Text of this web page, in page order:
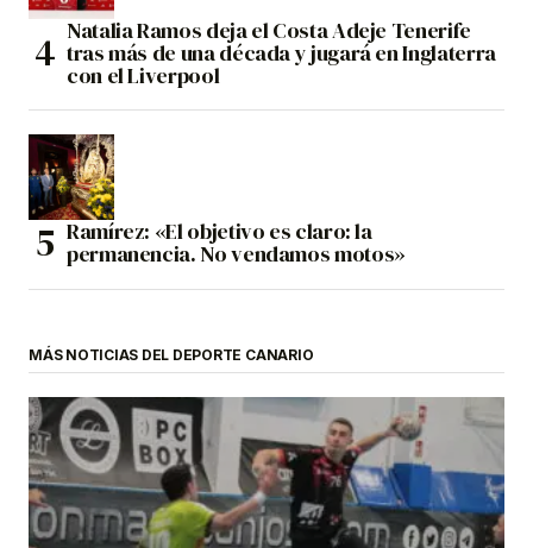
Natalia Ramos deja el Costa Adeje Tenerife
tras más de una década y jugará en Inglaterra
con el Liverpool
Ramírez: «El objetivo es claro: la
permanencia. No vendamos motos»
MÁS NOTICIAS DEL DEPORTE CANARIO